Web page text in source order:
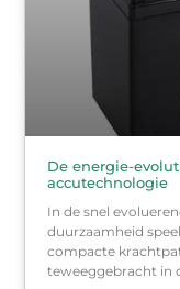
De energie-
accutechnologie
In de snel
duurzaamheid
compacte
teweeggebracht in